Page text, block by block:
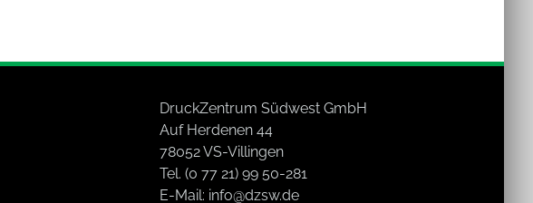
DruckZentrum Südwest GmbH
Auf Herdenen 44
78052 VS-Villingen
Tel. (0 77 21) 99 50-281
E-Mail: info@dzsw.de